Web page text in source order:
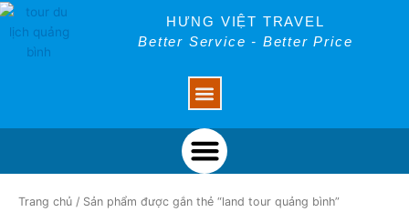
Skip
to
content
HƯNG VIỆT TRAVEL
Better Service - Better Price
Menu
Trang chủ / Sản phẩm được gắn thẻ “land tour quảng bình”